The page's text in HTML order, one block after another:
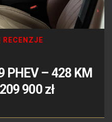
RECENZJE
PHEV – 428 KM
900 zł